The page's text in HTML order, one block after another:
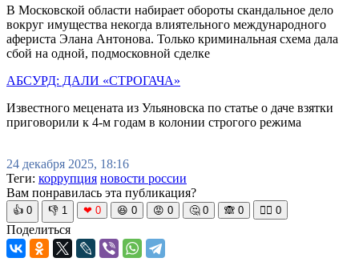
В Московской области набирает обороты скандальное дело
вокруг имущества некогда влиятельного международного
афериста Элана Антонова. Только криминальная схема дала
сбой на одной, подмосковной сделке
АБСУРД: ДАЛИ «СТРОГАЧА»
Известного мецената из Ульяновска по статье о даче взятки
приговорили к 4-м годам в колонии строгого режима
24 декабря 2025, 18:16
Теги: коррупция новости россии
Вам понравилась эта публикация?
👍 0 👎 1 ❤ 0 😆 0 😡 0 🤔 0 🙈 0 🧘‍♀️ 0
Поделиться